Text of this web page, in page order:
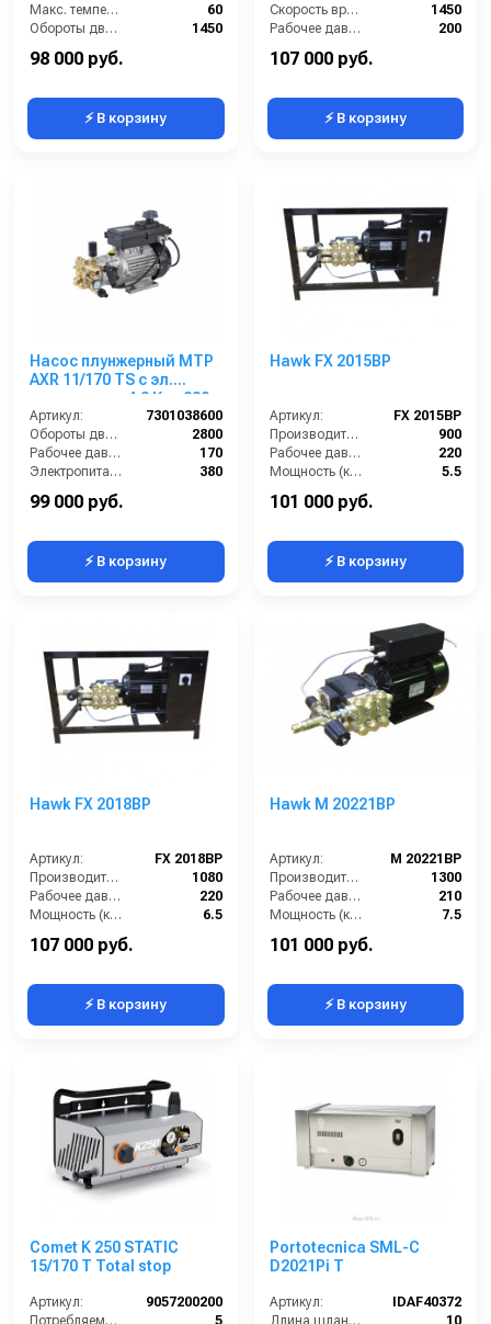
Макс. температура воды на входе (°C):
60
Обороты двигателя (об/мин):
1450
98 000 руб.
⚡ В корзину
Скорость вращения (об/мин):
1450
Рабочее давление (бар):
200
107 000 руб.
⚡ В корзину
Насос плунжерный MTP
AXR 11/170 TS с эл.
двигателем 4,3 Квт 380
В
Артикул:
7301038600
Обороты двигателя (об/мин):
2800
Рабочее давление (бар):
170
Электропитание (В):
380
Мощность (кВт):
99 000 руб.
⚡ В корзину
Hawk FX 2015BP
Артикул:
FX 2015BP
Производительность (л/ч):
900
Рабочее давление (бар):
220
Мощность (кВт):
5.5
101 000 руб.
⚡ В корзину
Hawk FX 2018BP
Артикул:
FX 2018BP
Производительность (л/ч):
1080
Рабочее давление (бар):
220
Мощность (кВт):
6.5
107 000 руб.
⚡ В корзину
Hawk M 20221BP
Артикул:
M 20221BP
Производительность (л/ч):
1300
Рабочее давление (бар):
210
Мощность (кВт):
7.5
101 000 руб.
⚡ В корзину
Comet K 250 STATIC
15/170 T Total stop
Артикул:
9057200200
Portotecnica SML-C
D2021Pi T
Артикул:
IDAF40372